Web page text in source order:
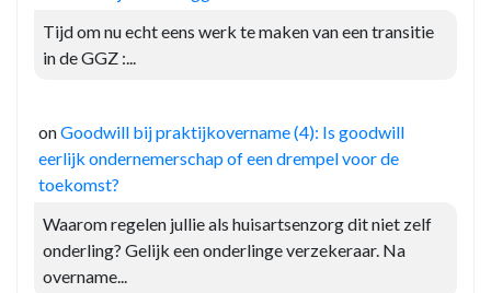
Tijd om nu echt eens werk te maken van een transitie
in de GGZ :...
onGoodwill bij praktijkovername (4): Is goodwill
eerlijk ondernemerschap of een drempel voor de
toekomst?
Waarom regelen jullie als huisartsenzorg dit niet zelf
onderling? Gelijk een onderlinge verzekeraar. Na
overname...